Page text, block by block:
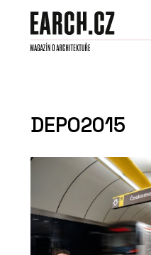
DEPO2015